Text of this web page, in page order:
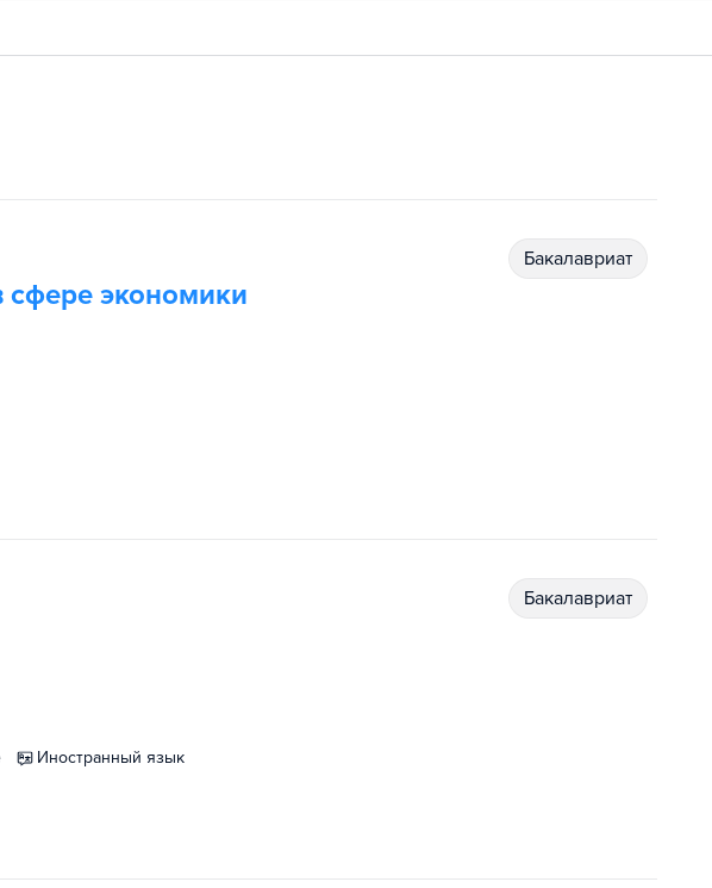
экономики
бакалавриат
иностранный язык
бакалавриат